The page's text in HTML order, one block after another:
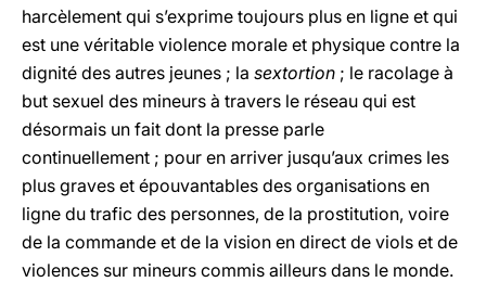
harcèlement qui s’exprime toujours plus en ligne et qui
est une véritable violence morale et physique contre la
dignité des autres jeunes ; la sextortion ; le racolage à
but sexuel des mineurs à travers le réseau qui est
désormais un fait dont la presse parle
continuellement ; pour en arriver jusqu’aux crimes les
plus graves et épouvantables des organisations en
ligne du trafic des personnes, de la prostitution, voire
de la commande et de la vision en direct de viols et de
violences sur mineurs commis ailleurs dans le monde.